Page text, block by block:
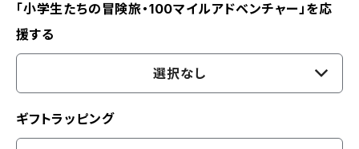
「小学生たちの冒険旅・100マイルアドベンチャー」を応
援する
選択なし
ギフトラッピング